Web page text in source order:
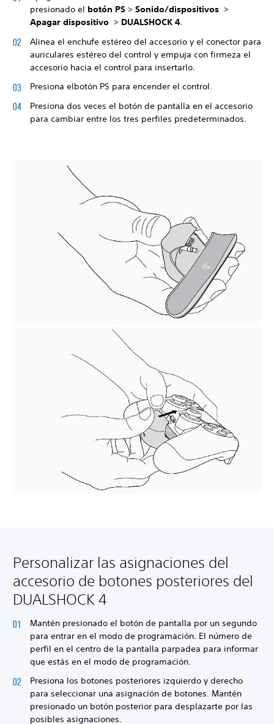
presionado el botón PS > Sonido/dispositivos >
Apagar dispositivo > DUALSHOCK 4.
Alinea el enchufe estéreo del accesorio y el conector para
auriculares estéreo del control y empuja con firmeza el
accesorio hacia el control para insertarlo.
Presiona elbotón PS para encender el control.
Presiona dos veces el botón de pantalla en el accesorio
para cambiar entre los tres perfiles predeterminados.
Personalizar las asignaciones del
accesorio de botones posteriores del
DUALSHOCK 4
Mantén presionado el botón de pantalla por un segundo
para entrar en el modo de programación. El número de
perfil en el centro de la pantalla parpadea para informar
que estás en el modo de programación.
Presiona los botones posteriores izquierdo y derecho
para seleccionar una asignación de botones. Mantén
presionado un botón posterior para desplazarte por las
posibles asignaciones.